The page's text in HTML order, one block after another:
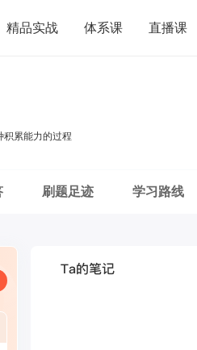
精品实战 体系课 直播课
积累能力的过程
刷题足迹 学习路线
Ta的笔记